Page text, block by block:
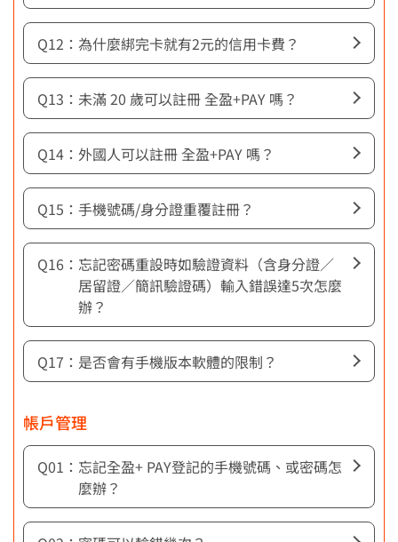
店家專區
收款模式介紹
行銷合作優勢
金流收費方案
下載全盈店家管理App
App使用說明
常見問題
常見問題
合作店家/薪轉商戶申請
特約商店專人聯繫
特約商店/薪轉代發線上申辦
為什麼綁完卡就有2元的信用卡費？
未滿 20 歲可以註冊 全盈+PAY 嗎？
外國人可以註冊 全盈+PAY 嗎？
手機號碼/身分證重覆註冊？
忘記密碼重設時如驗證資料（含身分證／
居留證／簡訊驗證碼）輸入錯誤達5次怎麼
辦？
是否會有手機版本軟體的限制？
帳戶管理
忘記全盈+ PAY登記的手機號碼、或密碼怎
麼辦？